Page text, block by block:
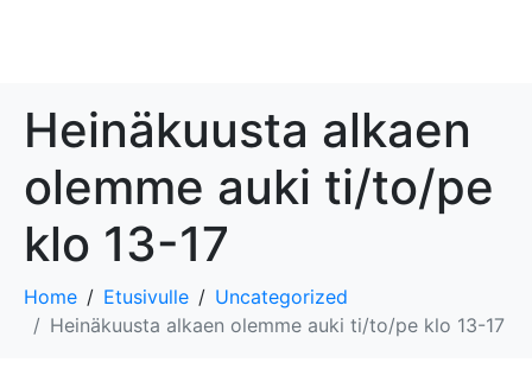
Heinäkuusta alkaen
olemme auki ti/to/pe
klo 13-17
Home Etusivulle
Uncategorized
Heinäkuusta alkaen olemme auki ti/to/pe klo 13-17